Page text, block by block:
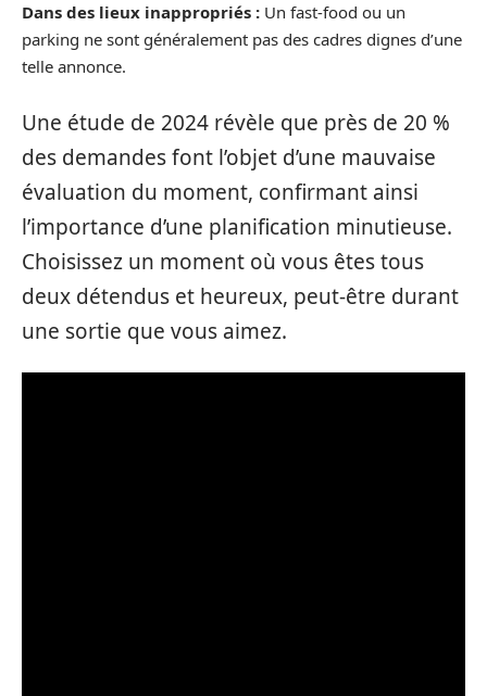
Dans des lieux inappropriés : Un fast-food ou un
parking ne sont généralement pas des cadres dignes d’une
telle annonce.
Une étude de 2024 révèle que près de 20 %
des demandes font l’objet d’une mauvaise
évaluation du moment, confirmant ainsi
l’importance d’une planification minutieuse.
Choisissez un moment où vous êtes tous
deux détendus et heureux, peut-être durant
une sortie que vous aimez.